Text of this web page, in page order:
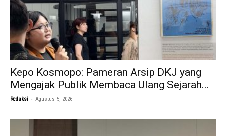
Kepo Kosmopo: Pameran Arsip DKJ yang
Mengajak Publik Membaca Ulang Sejarah...
Redaksi - Agustus 5, 2026